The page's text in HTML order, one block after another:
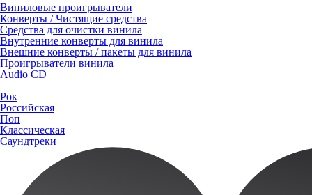
Виниловые проигрыватели
Конверты / Чистящие средства
Средства для очистки винила
Внутренние конверты для винила
Внешние конверты / пакеты для винила
Проигрыватели винила
Audio CD
Рок
Российская
Поп
Классическая
Саундтреки